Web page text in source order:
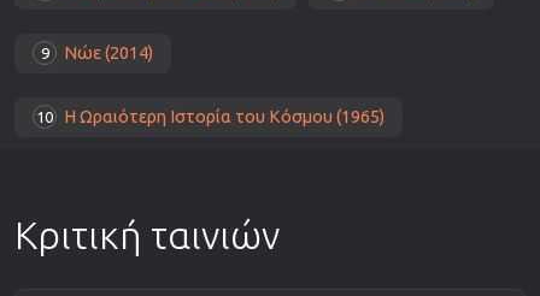
9 Νώε (2014)
10 Η Ωραιότερη Ιστορία του Κόσμου (1965)
Κριτική ταινιών